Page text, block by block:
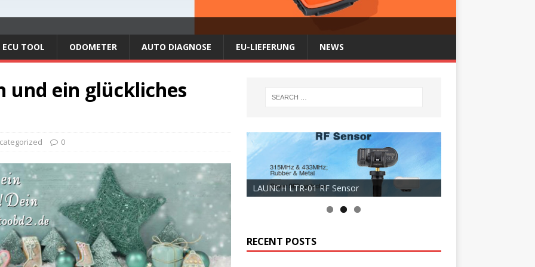
ECU TOOL ODOMETER AUTO DIAGNOSE EU-LIEFERUNG NEWS
und ein glückliches
0
LAUNCH LTR-01 RF Sensor
RECENT POSTS